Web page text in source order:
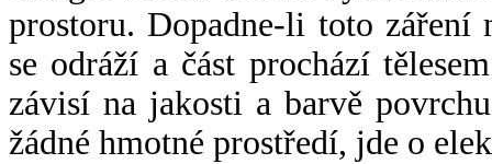
prostoru. Dopadne-li toto záření
se odráží a část prochází
závisí na jakosti a barvě
žádné hmotné prostředí, jde o